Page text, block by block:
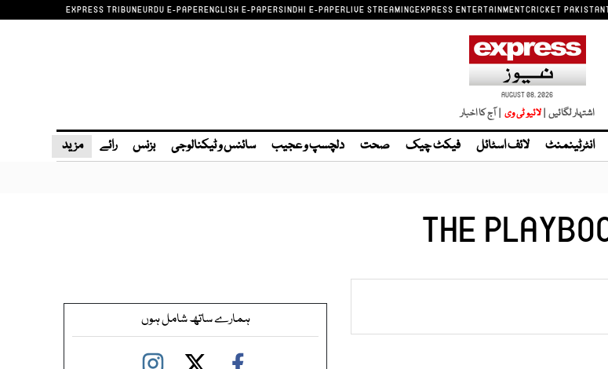
EXPRESS TRIBUNEURDU E-PAPERENGLISH E-PAPERSINDHI E-PAPERLIVE STREAMINGEXPRESS ENTERTAINMENTCRICKET PAKISTAN
AUGUST 08, 2026
اشتہار لگائیں |لائیو ٹی وی | آج کا اخبار
انٹرٹینمنٹ لائف اسٹائل فیکٹ چیک صحت دلچسپ و عجیب سائنس و ٹیکنالوجی بزنس رائے مزید
THE
ہمارے ساتھ شامل ہوں